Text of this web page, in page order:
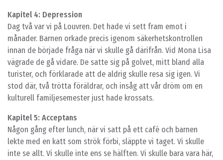
Kapitel 4: Depression
Dag två var vi på Louvren. Det hade vi sett fram emot i
månader. Barnen orkade precis igenom säkerhetskontrollen
innan de började fråga när vi skulle gå därifrån. Vid Mona Lisa
vägrade de gå vidare. De satte sig på golvet, mitt bland alla
turister, och förklarade att de aldrig skulle resa sig igen. Vi
stod där, två trötta föräldrar, och insåg att vår dröm om en
kulturell familjesemester just hade krossats.
Kapitel 5: Acceptans
Någon gång efter lunch, när vi satt på ett café och barnen
lekte med en katt som strök förbi, släppte vi taget. Vi skulle
inte se allt. Vi skulle inte ens se hälften. Vi skulle bara vara här,